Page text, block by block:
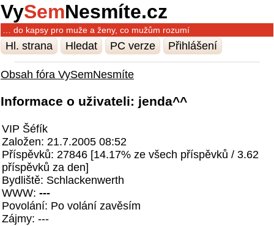
VySemNesmíte.cz
… do kapsy pro muže a ženy, co mužům rozumí
Hl. strana Hledat PC verze Přihlášení
Obsah fóra VySemNesmíte
Informace o uživateli: jenda^^
VIP Šéfík
Založen: 21.7.2005 08:52
Příspěvků: 27846 [14.17% ze všech příspěvků / 3.62
příspěvků za den]
Bydliště: Schlackenwerth
WWW: ---
Povolání: Po volání zavěsím
Zájmy: ---